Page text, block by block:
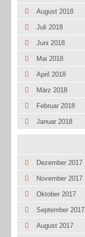
August 2018
Juli 2018
Juni 2018
Mai 2018
April 2018
März 2018
Februar 2018
Januar 2018
Dezember 2017
November 2017
Oktober 2017
September 2017
August 2017